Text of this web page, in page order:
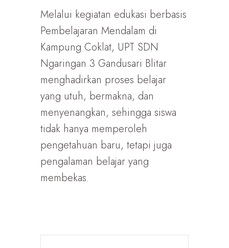
Melalui kegiatan edukasi berbasis
Pembelajaran Mendalam di
Kampung Coklat, UPT SDN
Ngaringan 3 Gandusari Blitar
menghadirkan proses belajar
yang utuh, bermakna, dan
menyenangkan, sehingga siswa
tidak hanya memperoleh
pengetahuan baru, tetapi juga
pengalaman belajar yang
membekas.